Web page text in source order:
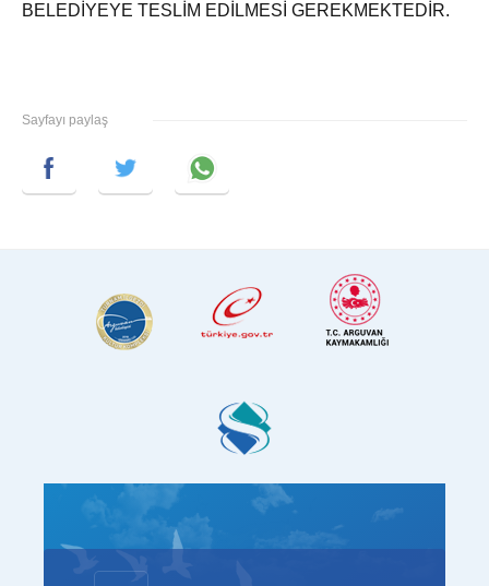
BELEDİYEYE TESLİM EDİLMESİ GEREKMEKTEDİR.
Sayfayı paylaş